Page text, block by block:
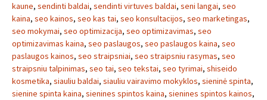
kaune, sendinti baldai, sendinti virtuves baldai, seni langai, seo
kaina, seo kainos, seo kas tai, seo konsultacijos, seo marketingas,
seo mokymai, seo optimizacija, seo optimizavimas, seo
optimizavimas kaina, seo paslaugos, seo paslaugos kaina, seo
paslaugos kainos, seo straipsniai, seo straipsniu rasymas, seo
straipsniu talpinimas, seo tai, seo tekstai, seo tyrimai, shiseido
kosmetika, siauliu baldai, siauliu vairavimo mokyklos, sieninė spinta,
sienine spinta kaina, sienines spintos kaina, sienines spintos kainos,